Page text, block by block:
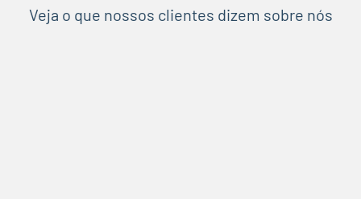
Veja o que nossos clientes dizem sobre nós